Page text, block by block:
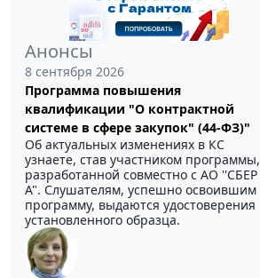
Анонсы
8 сентября 2026
Программа повышения
квалификации "О контрактной
системе в сфере закупок" (44-ФЗ)"
Об актуальных изменениях в КС
узнаете, став участником программы,
разработанной совместно с АО ''СБЕР
А". Слушателям, успешно освоившим
программу, выдаются удостоверения
установленного образца.